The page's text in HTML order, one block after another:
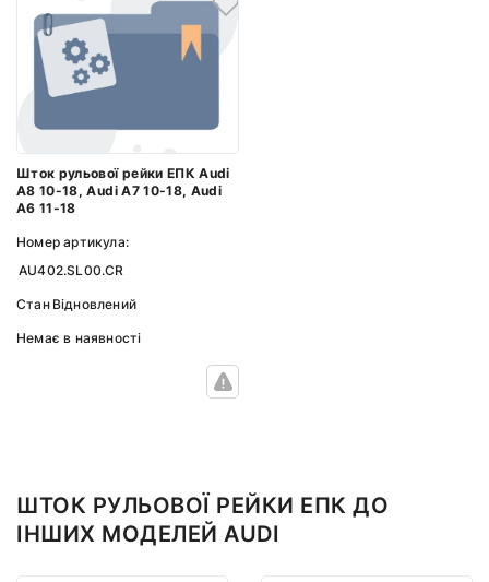
Шток рульової рейки ЕПК Audi
A8 10-18, Audi A7 10-18, Audi
A6 11-18
Номер артикула:
AU402.SL00.CR
Стан Відновлений
Немає в наявності
ШТОК РУЛЬОВОЇ РЕЙКИ ЕПК ДО
ІНШИХ МОДЕЛЕЙ AUDI